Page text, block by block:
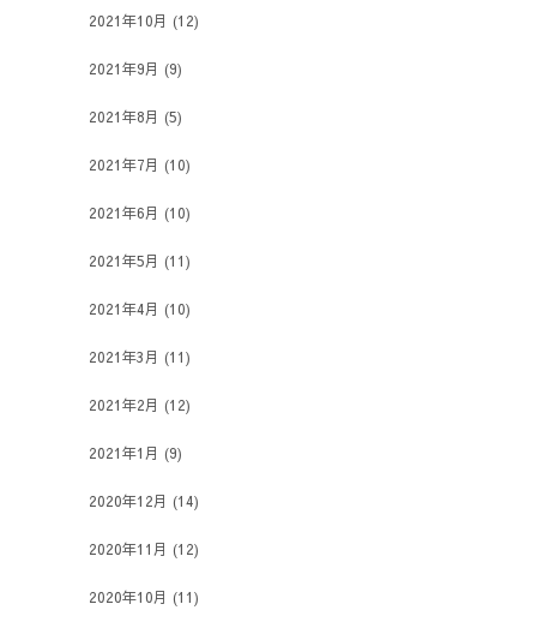
2021年10月 (12)
2021年9月 (9)
2021年8月 (5)
2021年7月 (10)
2021年6月 (10)
2021年5月 (11)
2021年4月 (10)
2021年3月 (11)
2021年2月 (12)
2021年1月 (9)
2020年12月 (14)
2020年11月 (12)
2020年10月 (11)